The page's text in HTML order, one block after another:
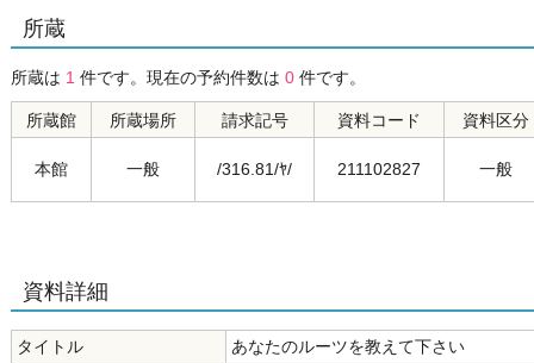
所蔵
所蔵は 1 件です。現在の予約件数は 0 件です。
所蔵館 所蔵場所 請求記号 資料コード 資料区分
本館 一般 /316.81/ﾔ/ 211102827 一般
資料詳細
タイトル
あなたのルーツを教えて下さい